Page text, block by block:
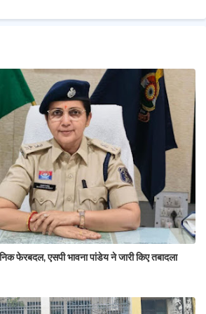
pp
फेरबदल, एसपी भावना पांडेय ने जारी किए तबादला